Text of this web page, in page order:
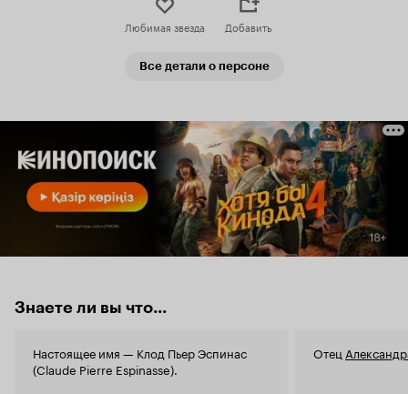
Любимая звезда Добавить
Все детали о персоне
Знаете ли вы что...
Настоящее имя — Клод Пьер Эспинас
(Claude Pierre Espinasse).
Отец